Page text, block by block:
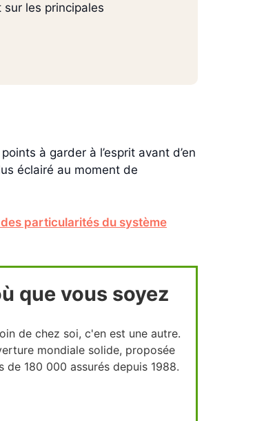
les principales
à garder à l’esprit avant d’en
éclairé au moment de
particularités du système
que vous soyez
de chez soi, c'en est une autre.
mondiale solide, proposée
180 000 assurés depuis 1988.